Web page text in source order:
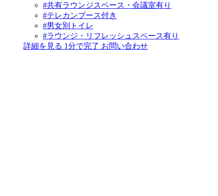
#共有ラウンジスペース・会議室有り
#テレカンブース付き
#男女別トイレ
#ラウンジ・リフレッシュスペース有り
詳細を見る 1分で完了 お問い合わせ